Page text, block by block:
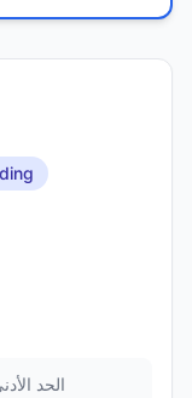
الحد